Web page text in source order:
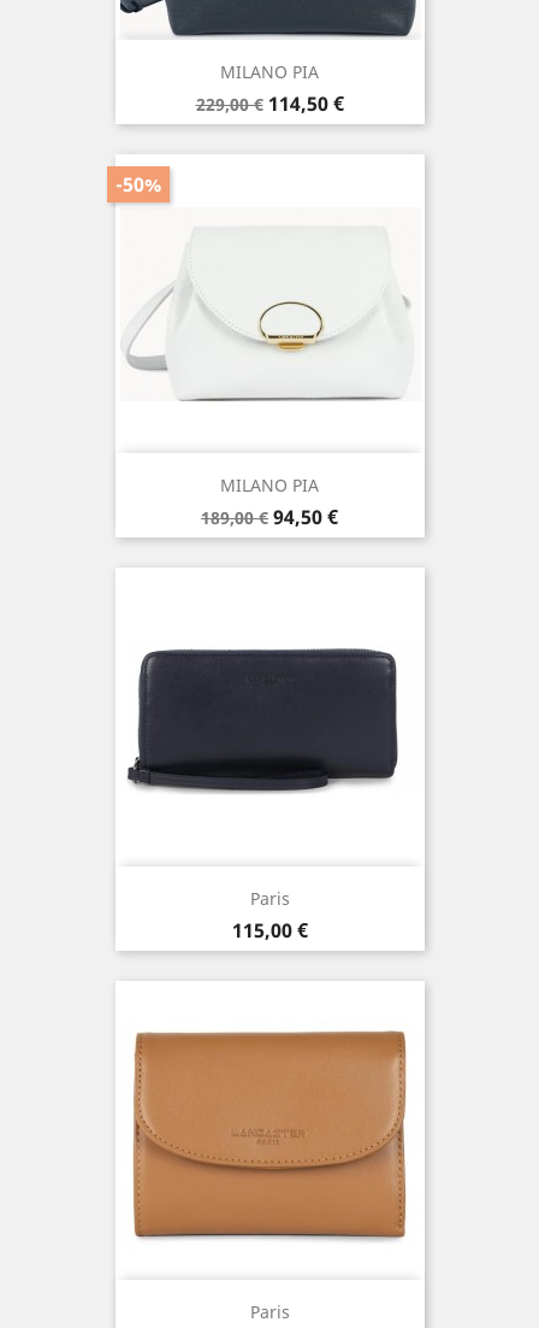
MILANO PIA
Prix
de
base
229,00 € Prix
114,50 €
MILANO PIA
Prix
de
base
189,00 €
-50%
Prix
94,50 €
Paris
Prix
115,00 €
Paris